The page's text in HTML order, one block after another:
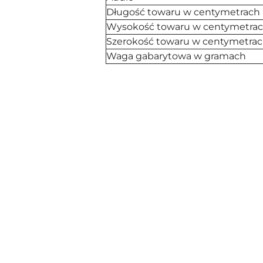
Długość towaru w centymetrach
Wysokość towaru w
Szerokość towaru w
Waga gabarytowa w gramach